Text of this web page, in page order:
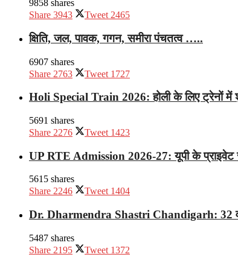
9858 shares
Share 3943 Tweet 2465
क्षिति, जल, पावक, गगन, समीरा पंचतत्व …..
6907 shares
Share 2763 Tweet 1727
Holi Special Train 2026: होली के लिए ट्रेनों
5691 shares
Share 2276 Tweet 1423
UP RTE Admission 2026-27: यूपी के
5615 shares
Share 2246 Tweet 1404
Dr. Dharmendra Shastri Chandigarh: 32
5487 shares
Share 2195 Tweet 1372